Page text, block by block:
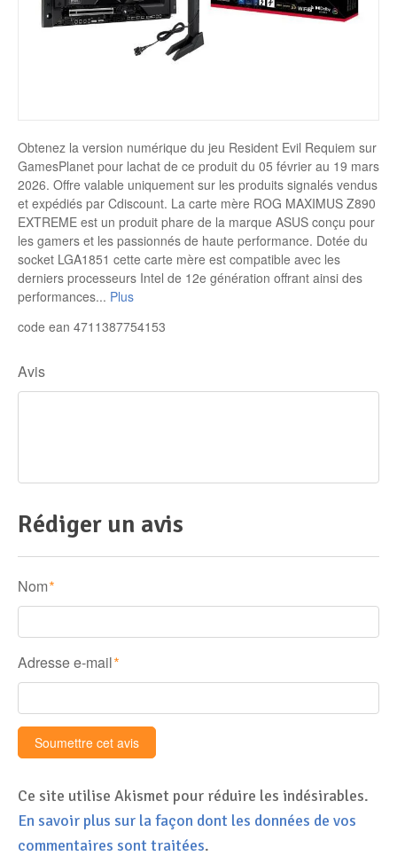
Disque SSD
Obtenez la version numérique du jeu Resident Evil Requiem sur
GamesPlanet pour lachat de ce produit du 05 février au 19 mars
2026. Offre valable uniquement sur les produits signalés vendus
et expédiés par Cdiscount. La carte mère ROG MAXIMUS Z890
EXTREME est un produit phare de la marque ASUS conçu pour
les gamers et les passionnés de haute performance. Dotée du
socket LGA1851 cette carte mère est compatible avec les
derniers processeurs Intel de 12e génération offrant ainsi des
performances... Plus
code ean 4711387754153
Avis
Rédiger un avis
Nom *
Adresse e-mail *
Ce site utilise Akismet pour réduire les indésirables.
En savoir plus sur la façon dont les données de vos
commentaires sont traitées.